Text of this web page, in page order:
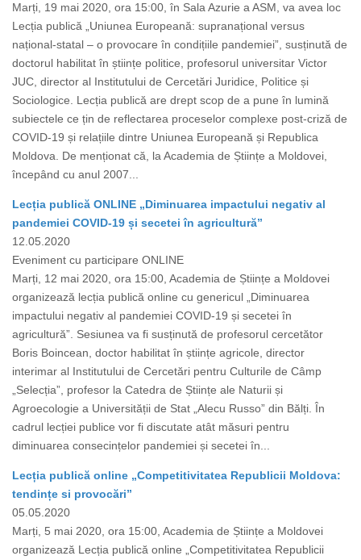
Marți, 19 mai 2020, ora 15:00, în Sala Azurie a ASM, va avea loc
Lecția publică „Uniunea Europeană: supranațional versus
național-statal – o provocare în condițiile pandemiei”, susținută de
doctorul habilitat în științe politice, profesorul universitar Victor
JUC, director al Institutului de Cercetări Juridice, Politice și
Sociologice. Lecția publică are drept scop de a pune în lumină
subiectele ce țin de reflectarea proceselor complexe post-criză de
COVID-19 și relațiile dintre Uniunea Europeană și Republica
Moldova. De menționat că, la Academia de Științe a Moldovei,
începând cu anul 2007...
Lecția publică ONLINE „Diminuarea impactului negativ al
pandemiei COVID-19 și secetei în agricultură”
12.05.2020
Eveniment cu participare ONLINE
Marți, 12 mai 2020, ora 15:00, Academia de Științe a Moldovei
organizează lecția publică online cu genericul „Diminuarea
impactului negativ al pandemiei COVID-19 și secetei în
agricultură”. Sesiunea va fi susținută de profesorul cercetător
Boris Boincean, doctor habilitat în științe agricole, director
interimar al Institutului de Cercetări pentru Culturile de Câmp
„Selecția”, profesor la Catedra de Științe ale Naturii și
Agroecologie a Universității de Stat „Alecu Russo” din Bălți. În
cadrul lecției publice vor fi discutate atât măsuri pentru
diminuarea consecințelor pandemiei și secetei în...
Lecția publică online „Competitivitatea Republicii Moldova:
tendințe si provocări”
05.05.2020
Marți, 5 mai 2020, ora 15:00, Academia de Științe a Moldovei
organizează Lecția publică online „Competitivitatea Republicii